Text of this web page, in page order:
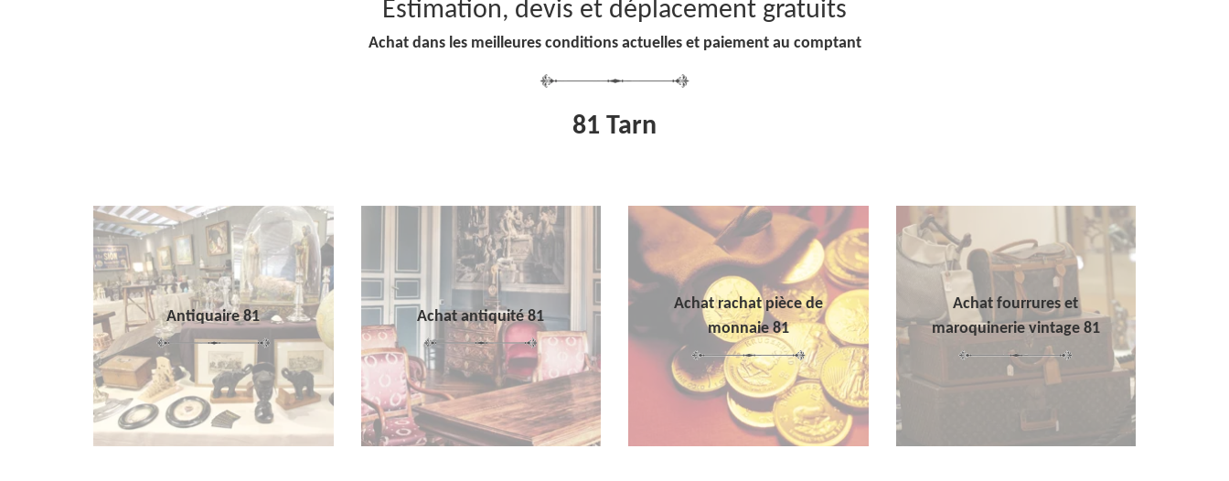
Estimation, devis et déplacement gratuits
Achat dans les meilleures conditions actuelles et paiement au comptant
81 Tarn
Antiquaire 81 Achat antiquité 81
Achat rachat pièce de
monnaie 81
Achat fourrures et
maroquinerie vintage 81